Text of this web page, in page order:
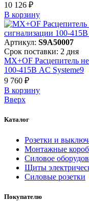
10 126 ₽
В корзинy
Артикул: S9A50007
Срок поставки: 2 дня
MX+OF Расцепитель
100-415В AC Systeme9
9 760 ₽
В корзинy
Вверх
Каталог
Розетки и
Монтажные
Силовое
Щиты
Силовые розетки
Покупателю